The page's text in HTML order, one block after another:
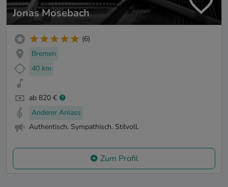
Jonas Mosebach
(6)
Bremen
40 km
ab 820 €
Anderer Anlass
Authentisch. Sympathisch. Stilvoll.
Zum Profil